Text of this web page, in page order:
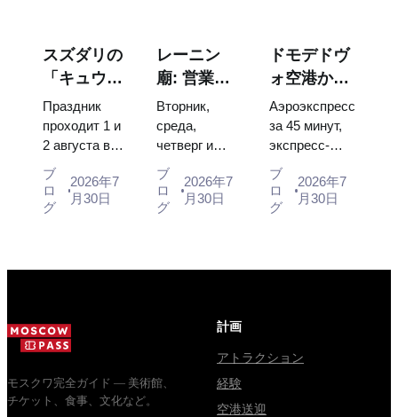
capsules and
120 pieces of
flight...
they hang,
and why
booking the...
dress of
Catherine...
スズダリの
「キュウリ
の日」
2026：チケ
ット、日
程、モスク
ワからのア
クセス方法
Праздник
проходит 1 и
2 августа в
Музее
деревянного
зодчества.
через
Владими...
ブ
ロ
グ
2026年7
月30日
レーニン
廟: 営業時
間、入場方
法、そして
クレムリン
との混同に
ついての主
な混乱点
Вторник,
среда,
четверг и
суббота с
10:00 до
13:00, вход
Мавзолей
ブ
ロ
グ
2026年7
月30日
ドモデドヴ
ォ空港から
モスクワ市
内へ：エア
ポートエク
スプレス、
バス、また
は電車
Аэроэкспресс
за 45 минут,
экспресс-
автобус за
450 рублей,
социальный
ブ
ロ
グ
2026年7
月30日
モスクワ完全ガイド — 美術館、
チケット、食事、文化など。
計画
アトラクション
経験
空港送迎